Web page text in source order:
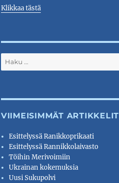
Klikkaa tästä
Etsi:
VIIMEISIMMÄT ARTIKKELIT
Esittelyssä Ranikkoprikaati
Esittelyssä Rannikkolaivasto
Töihin Merivoimiin
Ukrainan kokemuksia
Uusi Sukupolvi